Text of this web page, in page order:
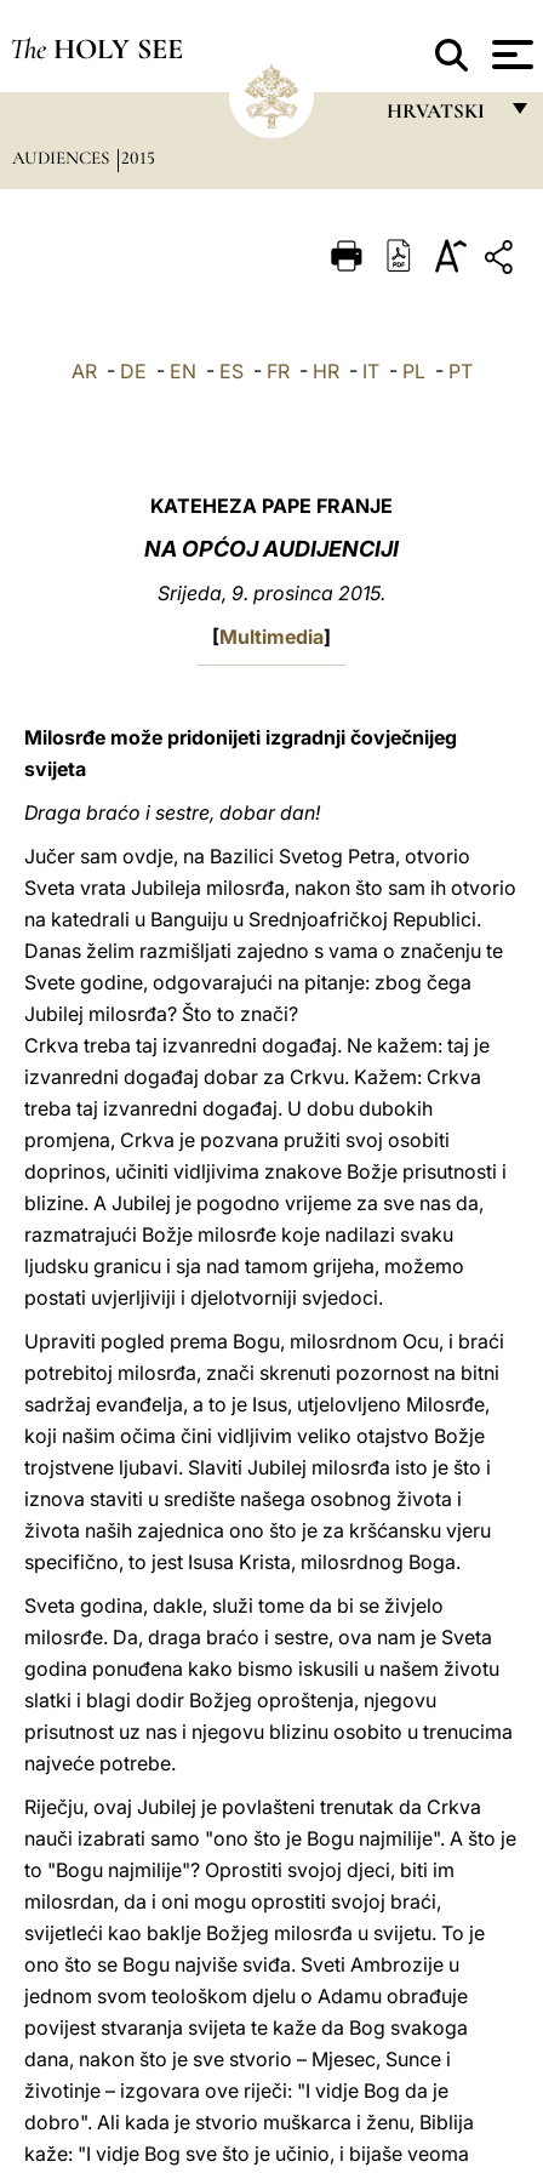
The HOLY SEE
HRVATSKI
ITALIANO
中文
AUDIENCES 2015
AR- DE - EN - ES- FR- HR- IT- PL- PT
KATEHEZA PAPE FRANJE
NA OPĆOJ AUDIJENCIJI
Srijeda, 9. prosinca 2015.
[Multimedia]
Milosrđe može pridonijeti izgradnji čovječnijeg
svijeta
Draga braćo i sestre, dobar dan!
Jučer sam ovdje, na Bazilici Svetog Petra, otvorio
Sveta vrata Jubileja milosrđa, nakon što sam ih otvorio
na katedrali u Banguiju u Srednjoafričkoj Republici.
Danas želim razmišljati zajedno s vama o značenju te
Svete godine, odgovarajući na pitanje: zbog čega
Jubilej milosrđa? Što to znači?
Crkva treba taj izvanredni događaj. Ne kažem: taj je
izvanredni događaj dobar za Crkvu. Kažem: Crkva
treba taj izvanredni događaj. U dobu dubokih
promjena, Crkva je pozvana pružiti svoj osobiti
doprinos, učiniti vidljivima znakove Božje prisutnosti i
blizine. A Jubilej je pogodno vrijeme za sve nas da,
razmatrajući Božje milosrđe koje nadilazi svaku
ljudsku granicu i sja nad tamom grijeha, možemo
postati uvjerljiviji i djelotvorniji svjedoci.
Upraviti pogled prema Bogu, milosrdnom Ocu, i braći
potrebitoj milosrđa, znači skrenuti pozornost na bitni
sadržaj evanđelja, a to je Isus, utjelovljeno Milosrđe,
koji našim očima čini vidljivim veliko otajstvo Božje
trojstvene ljubavi. Slaviti Jubilej milosrđa isto je što i
iznova staviti u središte našega osobnog života i
života naših zajednica ono što je za kršćansku vjeru
specifično, to jest Isusa Krista, milosrdnog Boga.
Sveta godina, dakle, služi tome da bi se živjelo
milosrđe. Da, draga braćo i sestre, ova nam je Sveta
godina ponuđena kako bismo iskusili u našem životu
slatki i blagi dodir Božjeg oproštenja, njegovu
prisutnost uz nas i njegovu blizinu osobito u trenucima
najveće potrebe.
Riječju, ovaj Jubilej je povlašteni trenutak da Crkva
nauči izabrati samo "ono što je Bogu najmilije". A što je
to "Bogu najmilije"? Oprostiti svojoj djeci, biti im
milosrdan, da i oni mogu oprostiti svojoj braći,
svijetleći kao baklje Božjeg milosrđa u svijetu. To je
ono što se Bogu najviše sviđa. Sveti Ambrozije u
jednom svom teološkom djelu o Adamu obrađuje
povijest stvaranja svijeta te kaže da Bog svakoga
dana, nakon što je sve stvorio – Mjesec, Sunce i
životinje – izgovara ove riječi: "I vidje Bog da je
dobro". Ali kada je stvorio muškarca i ženu, Biblija
kaže: "I vidje Bog sve što je učinio, i bijaše veoma